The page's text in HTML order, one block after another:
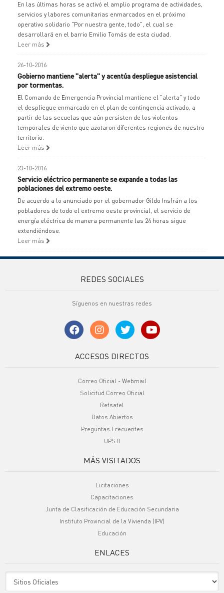
En las últimas horas se activó el amplio programa de actividades,
servicios y labores comunitarias enmarcados en el próximo
operativo solidario "Por nuestra gente, todo", el cual se
desarrollará en el barrio Emilio Tomás de esta ciudad.
Leer más
26-10-2016
Gobierno mantiene "alerta" y acentúa despliegue asistencial
por tormentas.
El Comando de Emergencia Provincial mantiene el "alerta" y todo
el despliegue enmarcado en el plan de contingencia activado, a
partir de las secuelas que aún persisten de los violentos
temporales de viento que azotaron diferentes regiones de nuestro
territorio.
Leer más
23-10-2016
Servicio eléctrico permanente se expande a todas las
poblaciones del extremo oeste.
De acuerdo a lo anunciado por el gobernador Gildo Insfrán a los
pobladores de todo el extremo oeste provincial, el servicio de
energía eléctrica de manera permanente las 24 horas sigue
extendiéndose.
Leer más
REDES SOCIALES
Síguenos en nuestras redes
ACCESOS DIRECTOS
Correo Oficial - Webmail
Solicitud Correo Oficial
Refsatel
Datos Abiertos
Preguntas Frecuentes
UPSTI
MÁS VISITADOS
Licitaciones
Capacitaciones
Junta de Clasificación de Educación Secundaria
Instituto Provincial de la Vivienda (IPV)
Educación
ENLACES